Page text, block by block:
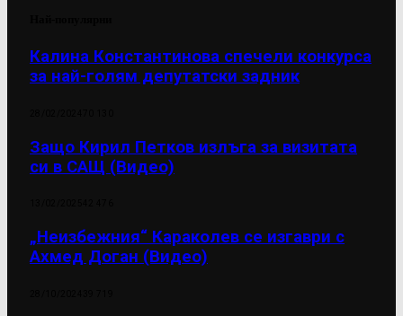
Калина Константинова спечели конкурса
за най-голям депутатски задник
Защо Кирил Петков излъга за визитата
си в САЩ (Видео)
„Неизбежния“ Караколев се изгаври с
Ахмед Доган (Видео)